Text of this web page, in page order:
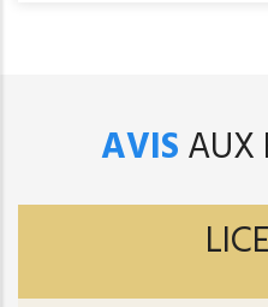
AVISAUX